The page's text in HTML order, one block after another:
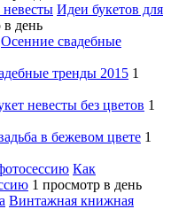
Идеи букетов для
в день
Осенние свадебные
тренды 2015 1
невесты без цветов 1
в бежевом цвете 1
Как
1 просмотр в день
Винтажная книжная